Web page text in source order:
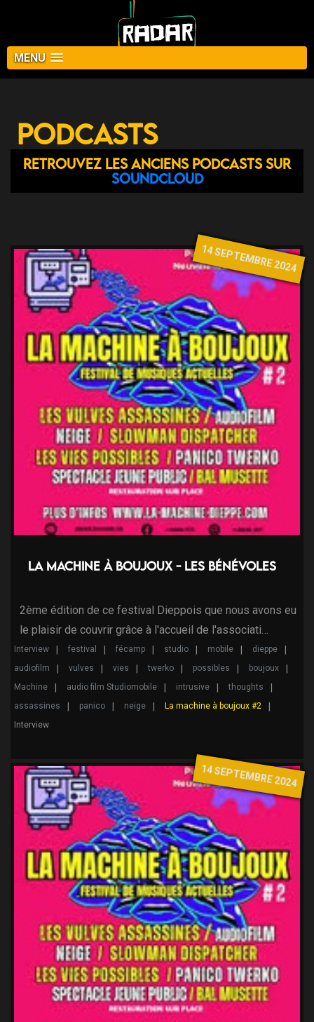
MENU
Podcasts
Retrouvez les anciens podcasts sur
Soundcloud
14 SEPTEMBRE 2024
La machine à Boujoux - Les bénévoles
2ème édition de ce festival Dieppois que nous avons eu
le plaisir de couvrir grâce à l'accueil de l'associati…
Interview festival fécamp studio mobile
dieppe
audiofilm
vulves vies twerko possibles
boujoux
Machine
audio film Studiomobile intrusive
thoughts
assassines
panico neige
La machine à boujoux #2
Interview
14 SEPTEMBRE 2024